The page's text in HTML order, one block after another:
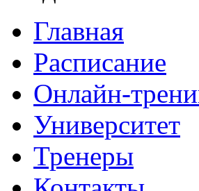
Главная
Расписание
Онлайн-
Университет
Тренеры